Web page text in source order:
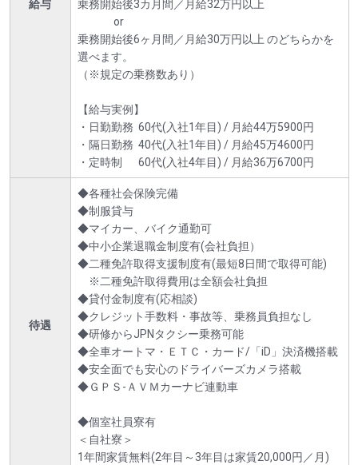
給与
乗務開始後3カ月間／月給32万円以上
or
乗務開始後6ヶ月間／月給30万円以上 のどちらかを
選べます。
（※規定の乗務数あり）
【給与実例】
・日勤勤務 60代(入社1年目) / 月給44万5900円
・隔日勤務 40代(入社1年目) / 月給45万4600円
・定時制 60代(入社4年目) / 月給36万6700円
待遇
◆各種社会保険完備
◆制服貸与
◆マイカー、バイク通勤可
◆中小企業退職金制度有(会社負担）
◆二種免許取得支援制度有(最短8日間で取得可能)
※二種免許取得費用は全額会社負担
◆貸付金制度有(応相談)
◆クレジット手数料・事故等、乗務員負担なし
◆研修からJPNタクシー乗務可能
◆全車オートマ・ＥＴＣ・カード/「iD」決済機搭載
◆安全面でも安心のドライバーズカメラ搭載
◆ＧＰＳ-ＡＶＭカーナビ連動車
◆個室社員寮有
＜自社寮＞
1年間家賃無料(2年目～3年目は家賃20,000円／月)